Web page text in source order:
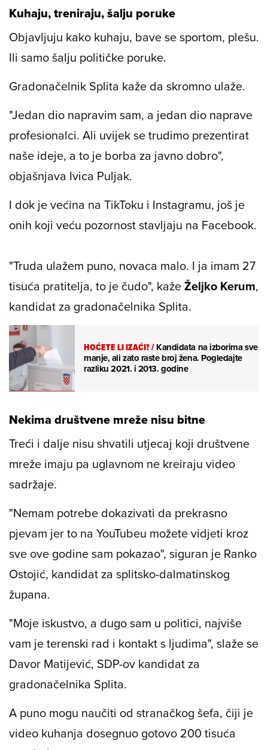
Kuhaju, treniraju, šalju poruke
Objavljuju kako kuhaju, bave se sportom, plešu.
Ili samo šalju političke poruke.
Gradonačelnik Splita kaže da skromno ulaže.
"Jedan dio napravim sam, a jedan dio naprave
profesionalci. Ali uvijek se trudimo prezentirat
naše ideje, a to je borba za javno dobro",
objašnjava Ivica Puljak.
I dok je većina na TikToku i Instagramu, još je
onih koji veću pozornost stavljaju na Facebook.
"Truda ulažem puno, novaca malo. I ja imam 27
tisuća pratitelja, to je čudo", kažeŽeljko Kerum,
kandidat za gradonačelnika Splita.
HOĆETE LI IZAĆI?/Kandidata na izborima sve
manje, ali zato raste broj žena. Pogledajte
razliku 2021. i 2013. godine
Nekima društvene mreže nisu bitne
Treći i dalje nisu shvatili utjecaj koji društvene
mreže imaju pa uglavnom ne kreiraju video
sadržaje.
"Nemam potrebe dokazivati da prekrasno
pjevam jer to na YouTubeu možete vidjeti kroz
sve ove godine sam pokazao", siguran je Ranko
Ostojić, kandidat za splitsko-dalmatinskog
župana.
"Moje iskustvo, a dugo sam u politici, najviše
vam je terenski rad i kontakt s ljudima", slaže se
Davor Matijević, SDP-ov kandidat za
gradonačelnika Splita.
A puno mogu naučiti od stranačkog šefa, čiji je
video kuhanja dosegnuo gotovo 200 tisuća